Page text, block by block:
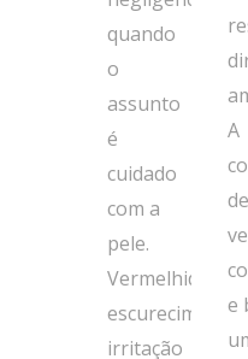
quando
o
assunto
é
cuidado
com a
pele.
Vermelhidão,
escurecimento,
irritação
A
de
e